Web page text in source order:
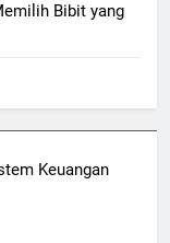
Bibit yang
Keuangan